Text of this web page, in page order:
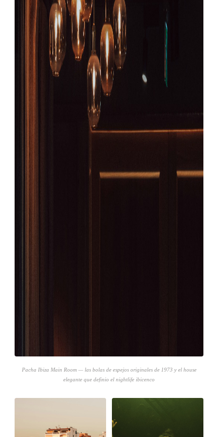
Pacha Ibiza Main Room — las bolas de espejos originales de 1973 y el house
elegante que definio el nightlife ibicenco